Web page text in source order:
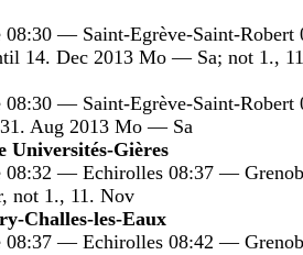
08:30 — Saint-Egrève-Saint-
14. Dec 2013 Mo — Sa; not 1.,
08:30 — Saint-Egrève-Saint-
Aug 2013 Mo — Sa
Universités-Gières
08:32 — Echirolles 08:37 —
not 1., 11. Nov
Challes-les-Eaux
08:37 — Echirolles 08:42 —